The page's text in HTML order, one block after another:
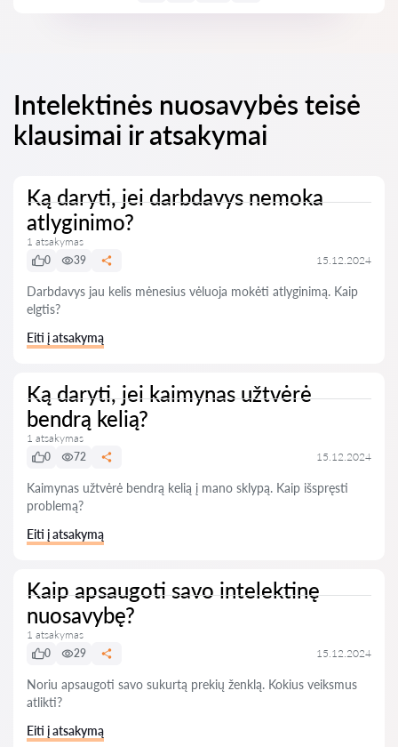
Intelektinės nuosavybės teisė
klausimai ir atsakymai
Ką daryti, jei darbdavys nemoka
atlyginimo?
1 atsakymas
0
39 15.12.2024
Darbdavys jau kelis mėnesius vėluoja mokėti atlyginimą. Kaip
elgtis?
Eiti į atsakymą
Ką daryti, jei kaimynas užtvėrė
bendrą kelią?
1 atsakymas
0
72 15.12.2024
Kaimynas užtvėrė bendrą kelią į mano sklypą. Kaip išspręsti
problemą?
Eiti į atsakymą
Kaip apsaugoti savo intelektinę
nuosavybę?
1 atsakymas
0
29 15.12.2024
Noriu apsaugoti savo sukurtą prekių ženklą. Kokius veiksmus
atlikti?
Eiti į atsakymą